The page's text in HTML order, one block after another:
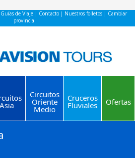
Guías de Viaje | Contacto | Nuestros folletos | Cambiar
provincia
Asia
Circuitos
Oriente
Medio
Cruceros
Fluviales Ofertas